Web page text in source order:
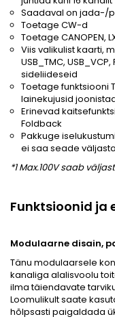
Saadaval on jada-/
Toetage CW-d
Toetage CANOPEN,
Viis valikulist kaarti,
USB_TMC,
sideliideseid
Toetage funktsiooni
lainekujusid
Erinevad
Foldback
Pakkuge
ei saa seade
*1 Max.100V saab
Funktsioonid ja
Modulaarne disain,
Tänu modulaarsele
kanaliga alalisvoolu
ilma täiendavate
Loomulikult saate
hõlpsasti paigaldada